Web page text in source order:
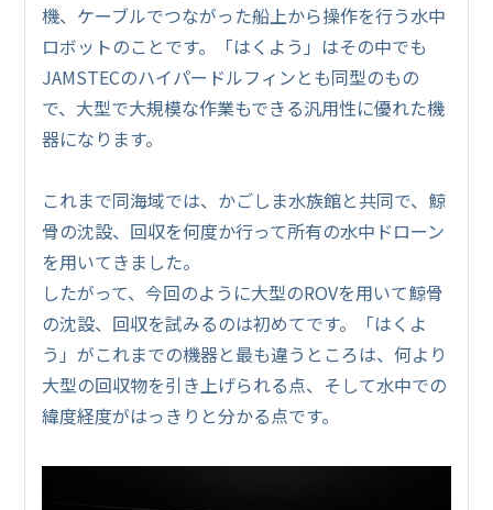
機、ケーブルでつながった船上から操作を行う水中
ロボットのことです。「はくよう」はその中でも
JAMSTECのハイパードルフィンとも同型のもの
で、大型で大規模な作業もできる汎用性に優れた機
器になります。
これまで同海域では、かごしま水族館と共同で、鯨
骨の沈設、回収を何度か行って所有の水中ドローン
を用いてきました。
したがって、今回のように大型のROVを用いて鯨骨
の沈設、回収を試みるのは初めてです。「はくよ
う」がこれまでの機器と最も違うところは、何より
大型の回収物を引き上げられる点、そして水中での
緯度経度がはっきりと分かる点です。